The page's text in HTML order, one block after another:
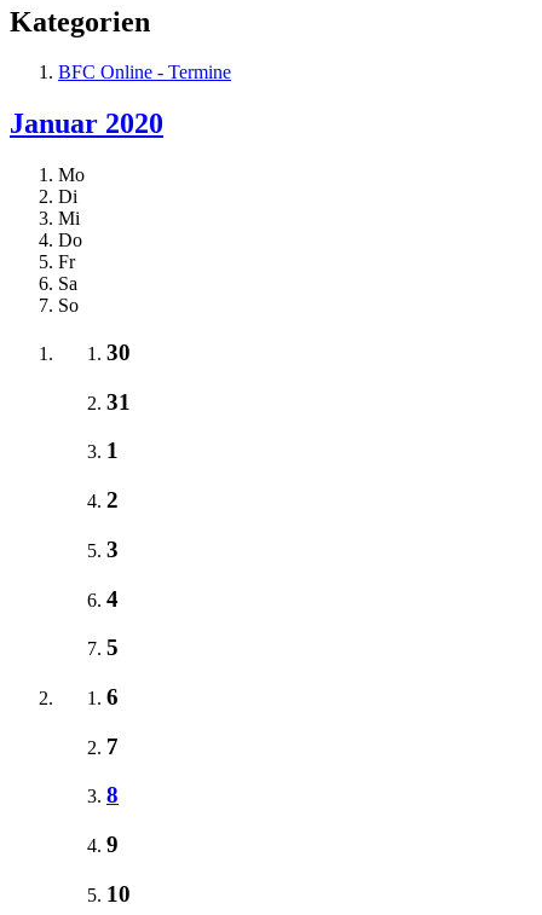
Kategorien
BFC Online - Termine
Januar 2020
Mo
Di
Mi
Do
Fr
Sa
So
30
31
1
2
3
4
5
6
7
8
9
10